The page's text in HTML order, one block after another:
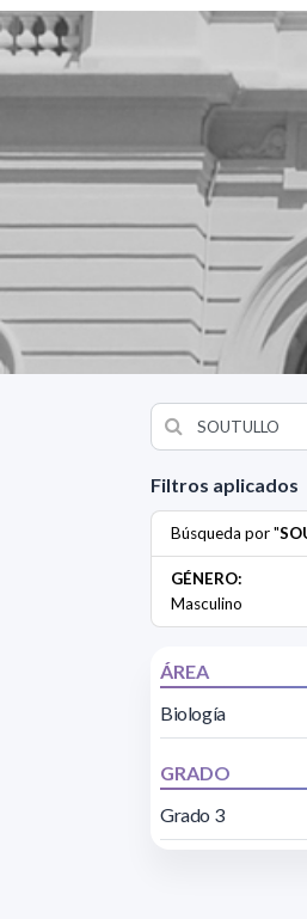
Filtros aplicados
Búsqueda por "
GÉNERO:
Masculino
ÁREA
Biología
GRADO
Grado 3